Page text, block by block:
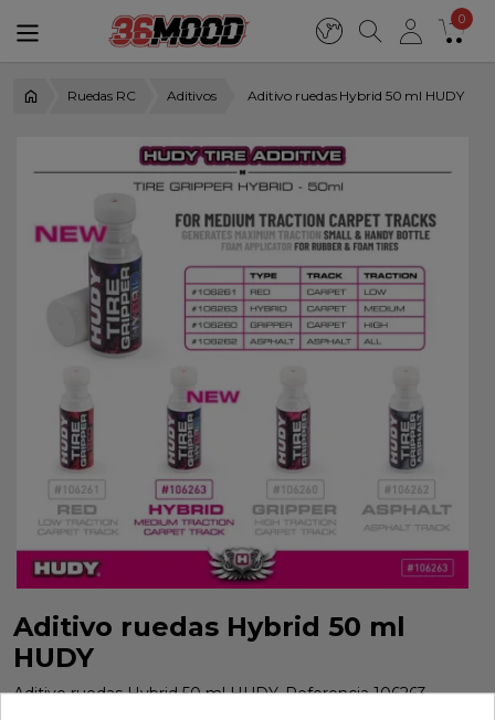
0
Ruedas RC Aditivos Aditivo ruedas Hybrid 50 ml HUDY
Aditivo ruedas Hybrid 50 ml
HUDY
Aditivo ruedas Hybrid 50 ml HUDY. Referencia 106263.